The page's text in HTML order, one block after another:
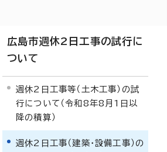
広島市週休2日工事の試行に
ついて
週休2日工事等（土木工事）の試
行について（令和8年8月1日以
降の積算）
週休2日工事（建築・設備工事）の